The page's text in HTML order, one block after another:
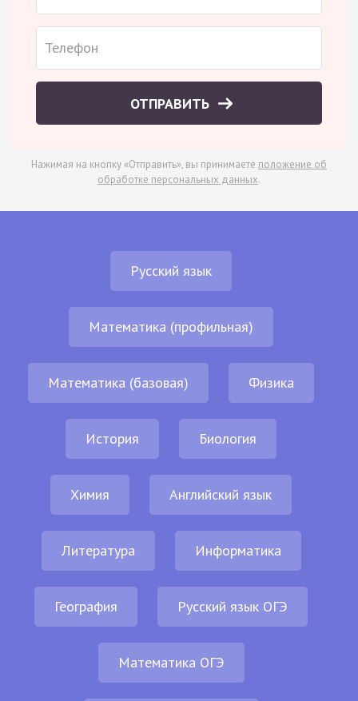
ОТПРАВИТЬ
Нажимая на кнопку «Отправить», вы принимаете положение об
обработке персональных данных.
Русский язык
Математика (профильная)
Математика (базовая) Физика
История Биология
Химия Английский язык
Литература Информатика
География Русский язык ОГЭ
Математика ОГЭ